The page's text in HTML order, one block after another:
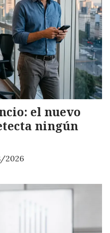
el nuevo
ningún
2026